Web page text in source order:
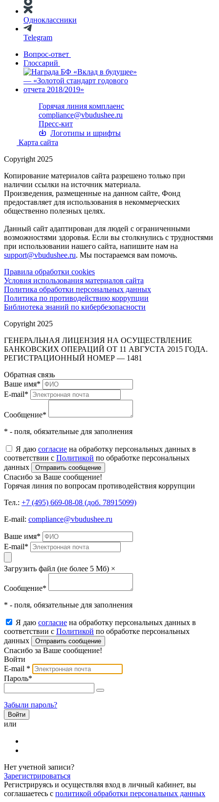
Одноклассники
Telegram
Вопрос-ответ
Глоссарий
Горячая линия комплаенс
compliance@vbudushee.ru
Пресс-кит
Логотипы и шрифты
Карта сайта
Copyright 2025
Копирование материалов сайта разрешено только при
наличии ссылки на источник материала.
Произведения, размещенные на данном сайте, Фонд
предоставляет для использования в некоммерческих
общественно полезных целях.
Данный сайт адаптирован для людей с ограниченными
возможностями здоровья. Если вы столкнулись с трудностями
при использовании нашего сайта, напишите нам на
support@vbudushee.ru. Мы постараемся вам помочь.
Правила обработки cookies
Условия использования материалов сайта
Политика обработки персональных данных
Политика по противодействию коррупции
Библиотека знаний по кибербезопасности
Copyright 2025
ГЕНЕРАЛЬНАЯ ЛИЦЕНЗИЯ НА ОСУЩЕСТВЛЕНИЕ
БАНКОВСКИХ ОПЕРАЦИЙ ОТ 11 АВГУСТА 2015 ГОДА.
РЕГИСТРАЦИОННЫЙ НОМЕР — 1481
Обратная связь
Ваше имя*
E-mail*
Сообщение*
* - поля, обязательные для заполнения
Я даю согласие на обработку персональных данных в
соответствии с Политикой по обработке персональных
данных
Отправить сообщение
Спасибо за Ваше сообщение!
Горячая линия по вопросам противодействия коррупции
Тел.: +7 (495) 669-08-08 (доб. 78915099)
E-mail: compliance@vbudushee.ru
Ваше имя*
E-mail*
Загрузить файл (не более 5 Мб) ×
Сообщение*
* - поля, обязательные для заполнения
Я даю согласие на обработку персональных данных в
соответствии с Политикой по обработке персональных
данных
Отправить сообщение
Спасибо за Ваше сообщение!
Войти
E-mail *
Пароль*
Забыли пароль?
или
Нет учетной записи?
Зарегистрироваться
Регистрируясь и осуществляя вход в личный кабинет, вы
соглашаетесь с политикой обработки персональных данных